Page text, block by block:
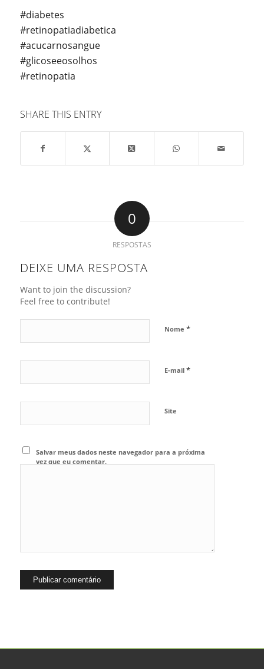
#diabetes
#retinopatiadiabetica
#acucarnosangue
#glicoseeosolhos
#retinopatia
SHARE THIS ENTRY
0
RESPOSTAS
DEIXE UMA RESPOSTA
Want to join the discussion?
Feel free to contribute!
Nome *
E-mail *
Site
Salvar meus dados neste navegador para a próxima
vez que eu comentar.